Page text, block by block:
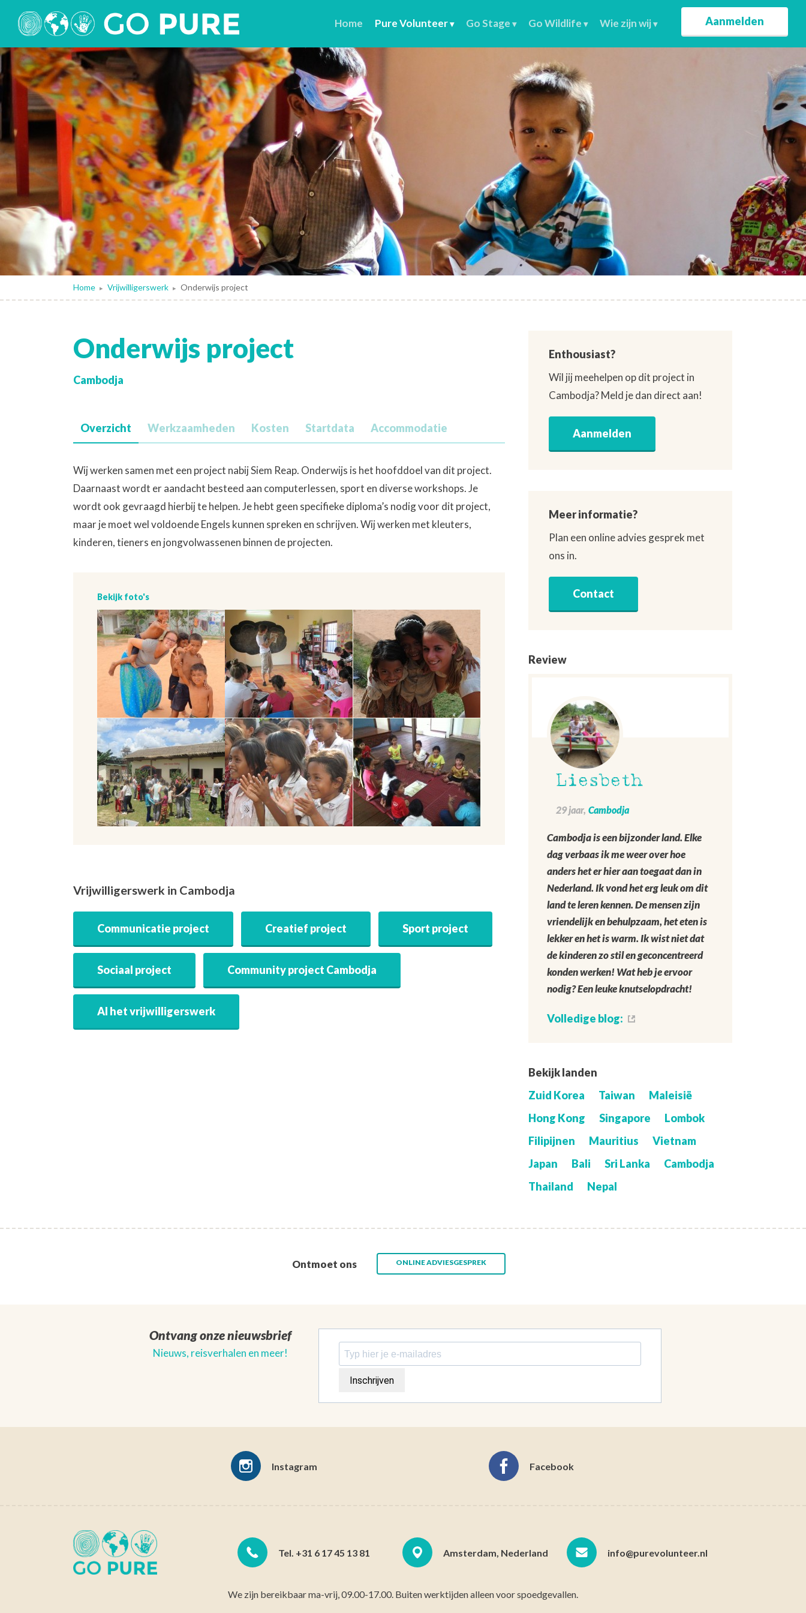
Home Pure Volunteer Go Stage Go Wildlife Wie zijn wij Aanmelden
Home ▸ Vrijwilligerswerk ▸ Onderwijs project
Onderwijs project
Cambodja
Overzicht Werkzaamheden Kosten Startdata Accommodatie
Wij werken samen met een project nabij Siem Reap. Onderwijs is het hoofddoel van dit project.
Daarnaast wordt er aandacht besteed aan computerlessen, sport en diverse workshops. Je
wordt ook gevraagd hierbij te helpen. Je hebt geen specifieke diploma’s nodig voor dit project,
maar je moet wel voldoende Engels kunnen spreken en schrijven. Wij werken met kleuters,
kinderen, tieners en jongvolwassenen binnen de projecten.
Bekijk foto's
Vrijwilligerswerk in Cambodja
Communicatie project Creatief project Sport project
Sociaal project Community project Cambodja
Al het vrijwilligerswerk
Enthousiast?
Wil jij meehelpen op dit project in
Cambodja? Meld je dan direct aan!
Aanmelden
Meer informatie?
Plan een online advies gesprek met
ons in.
Contact
Review
Liesbeth
29 jaar, Cambodja
Cambodja is een bijzonder land. Elke
dag verbaas ik me weer over hoe
anders het er hier aan toegaat dan in
Nederland. Ik vond het erg leuk om dit
land te leren kennen. De mensen zijn
vriendelijk en behulpzaam, het eten is
lekker en het is warm. Ik wist niet dat
de kinderen zo stil en geconcentreerd
konden werken! Wat heb je ervoor
nodig? Een leuke knutselopdracht!
Volledige blog:
Bekijk landen
Zuid Korea
Taiwan
Maleisië
Hong Kong
Singapore
Lombok
Filipijnen
Mauritius
Vietnam
Japan
Bali Sri Lanka
Cambodja
Thailand
Nepal
Ontmoet ons ONLINE ADVIESGESPREK
Ontvang onze nieuwsbrief
Nieuws, reisverhalen en meer!
Inschrijven
Instagram Facebook
Tel. +31 6 17 45 13 81 Amsterdam, Nederland info@purevolunteer.nl
We zijn bereikbaar ma-vrij, 09.00-17.00. Buiten werktijden alleen voor spoedgevallen.